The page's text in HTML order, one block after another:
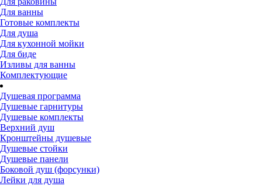
Для ванны
Готовые комплекты
Для душа
Для кухонной мойки
Для биде
Изливы для ванны
Комплектующие
Душевая программа
Душевые гарнитуры
Душевые комплекты
Верхний душ
Кронштейны душевые
Душевые стойки
Душевые панели
Боковой душ (форсунки)
Лейки для душа